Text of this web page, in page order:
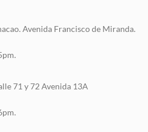
Avenida Francisco de Miranda.
71 y 72 Avenida 13A